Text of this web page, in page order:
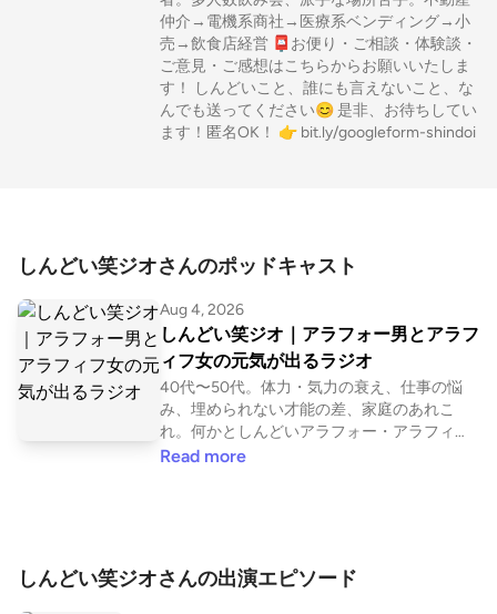
仲介→電機系商社→医療系ベンディング→小
売→飲食店経営 📮お便り・ご相談・体験談・
ご意見・ご感想はこちらからお願いいたしま
す！ しんどいこと、誰にも言えないこと、な
んでも送ってください😊 是非、お待ちしてい
ます！匿名OK！ 👉 bit.ly/googleform-shindoi
しんどい笑ジオさんのポッドキャスト
Aug 4, 2026
しんどい笑ジオ｜アラフォー男とアラフ
ィフ女の元気が出るラジオ
40代〜50代。体力・気力の衰え、仕事の悩
み、埋められない才能の差、家庭のあれこ
れ。何かとしんどいアラフォー・アラフィフ
世代。 日々のしんどい話を聞いて、笑い飛ば
とか明るく生きてる二人の話でも聞きなが
ら、少し気持ちが楽になったり、元気が出る
Read more
しんどい笑ジオさんの出演エピソード